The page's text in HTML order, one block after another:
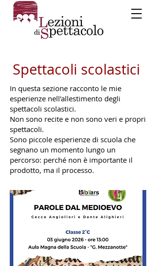
Spettacoli scolastici
In questa sezione racconto le mie
esperienze nell'allestimento degli
spettacoli scolastici.
Non sono recite e non sono veri e propri
spettacoli.
Sono piccole esperienze di scuola che
segnano un momento lungo un
percorso: perché non è importante il
prodotto, ma il processo.